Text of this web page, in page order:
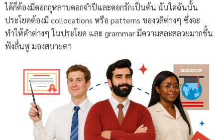
ได้ก็ต้องมีดอกกุหลาบดอกจำปีและดอกรักเป็นต้น ฉันใดฉันนั้น
ประโยคต้องมี collocations หรือ patterns ของวลีต่างๆ ซึ่งจะ
ทำให้คำต่างๆ ในประโยค และ grammar มีความสละสลวยมากขึ้น
ฟังลื่นหู มองสบายตา